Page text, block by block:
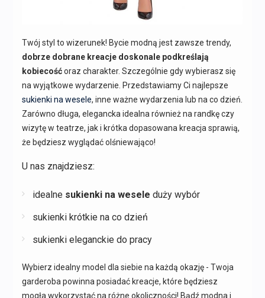
Twój styl to wizerunek! Bycie modną jest zawsze trendy,
dobrze dobrane kreacje doskonale podkreślają
kobiecośćoraz charakter. Szczególnie gdy wybierasz się
na wyjątkowe wydarzenie. Przedstawiamy Ci najlepsze
sukienki na wesele, inne ważne wydarzenia lub na co dzień.
Zarówno długa, elegancka idealna również na randkę czy
wizytę w teatrze, jak i krótka dopasowana kreacja sprawią,
że będziesz wyglądać olśniewająco!
U nas znajdziesz:
idealne sukienki na wesele duży wybór
sukienki krótkie na co dzień
sukienki eleganckie do pracy
Wybierz idealny model dla siebie na każdą okazję - Twoja
garderoba powinna posiadać kreacje, które będziesz
mogła wykorzystać na różne okoliczności! Bądź modna i